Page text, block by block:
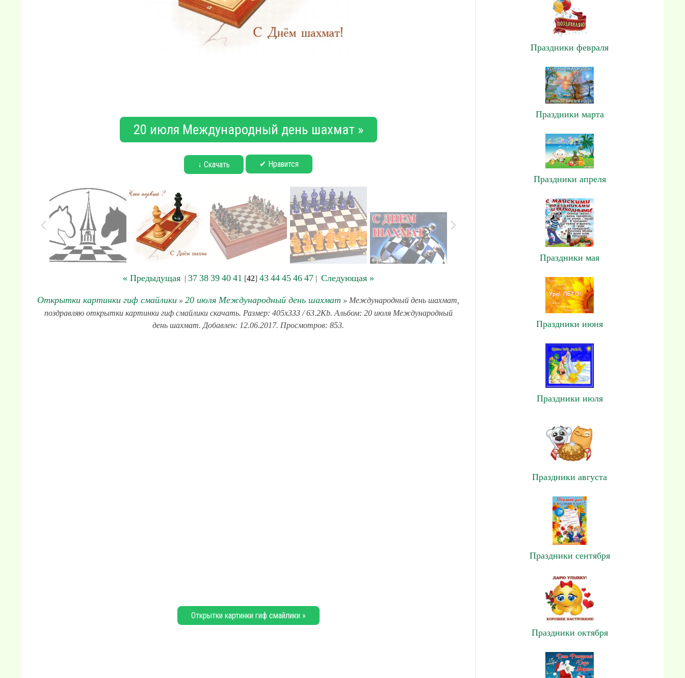
20 июля Международный день шахмат »
↓ Скачать ✔ Нравится
« Предыдущая| 37 38 39 40 41 [42] 43 44 45 46 47| Следующая »
Открытки картинки гиф смайлики » 20 июля Международный день шахмат » Международный день шахмат,
поздравляю открытки картинки гиф смайлики скачать. Размер: 405x333 / 63.2Kb. Альбом: 20 июля Международный
день шахмат. Добавлен: 12.06.2017. Просмотров: 853.
Открытки картинки гиф смайлики »
Праздники февраля
Праздники марта
Праздники апреля
Праздники мая
Праздники июня
Праздники июля
Праздники августа
Праздники сентября
Праздники октября